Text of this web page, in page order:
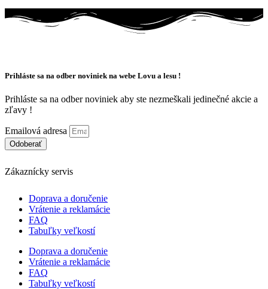
môžete
vybrať
189,63 €.
má
môžete
na
stránke
Prihláste sa na odber noviniek na webe Lovu a lesu !
Prihláste sa na odber noviniek aby ste nezmeškali jedinečné akcie a
zľavy !
Emailová adresa
Odoberať
Zákaznícky servis
Doprava a doručenie
Vrátenie a reklamácie
FAQ
Tabuľky veľkostí
Doprava a doručenie
Vrátenie a reklamácie
FAQ
Tabuľky veľkostí